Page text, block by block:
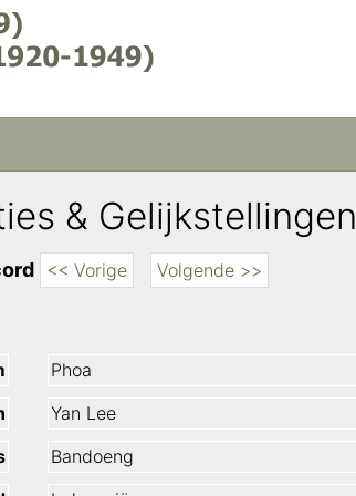
& Gelijkstellingen
<< Vorige Volgende >>
Phoa
Yan Lee
Bandoeng